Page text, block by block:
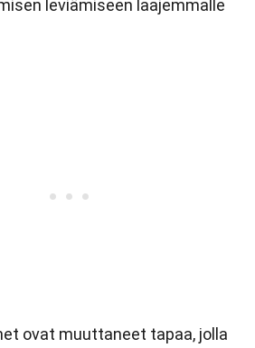
leviämiseen laajemmalle
ovat muuttaneet tapaa, jolla